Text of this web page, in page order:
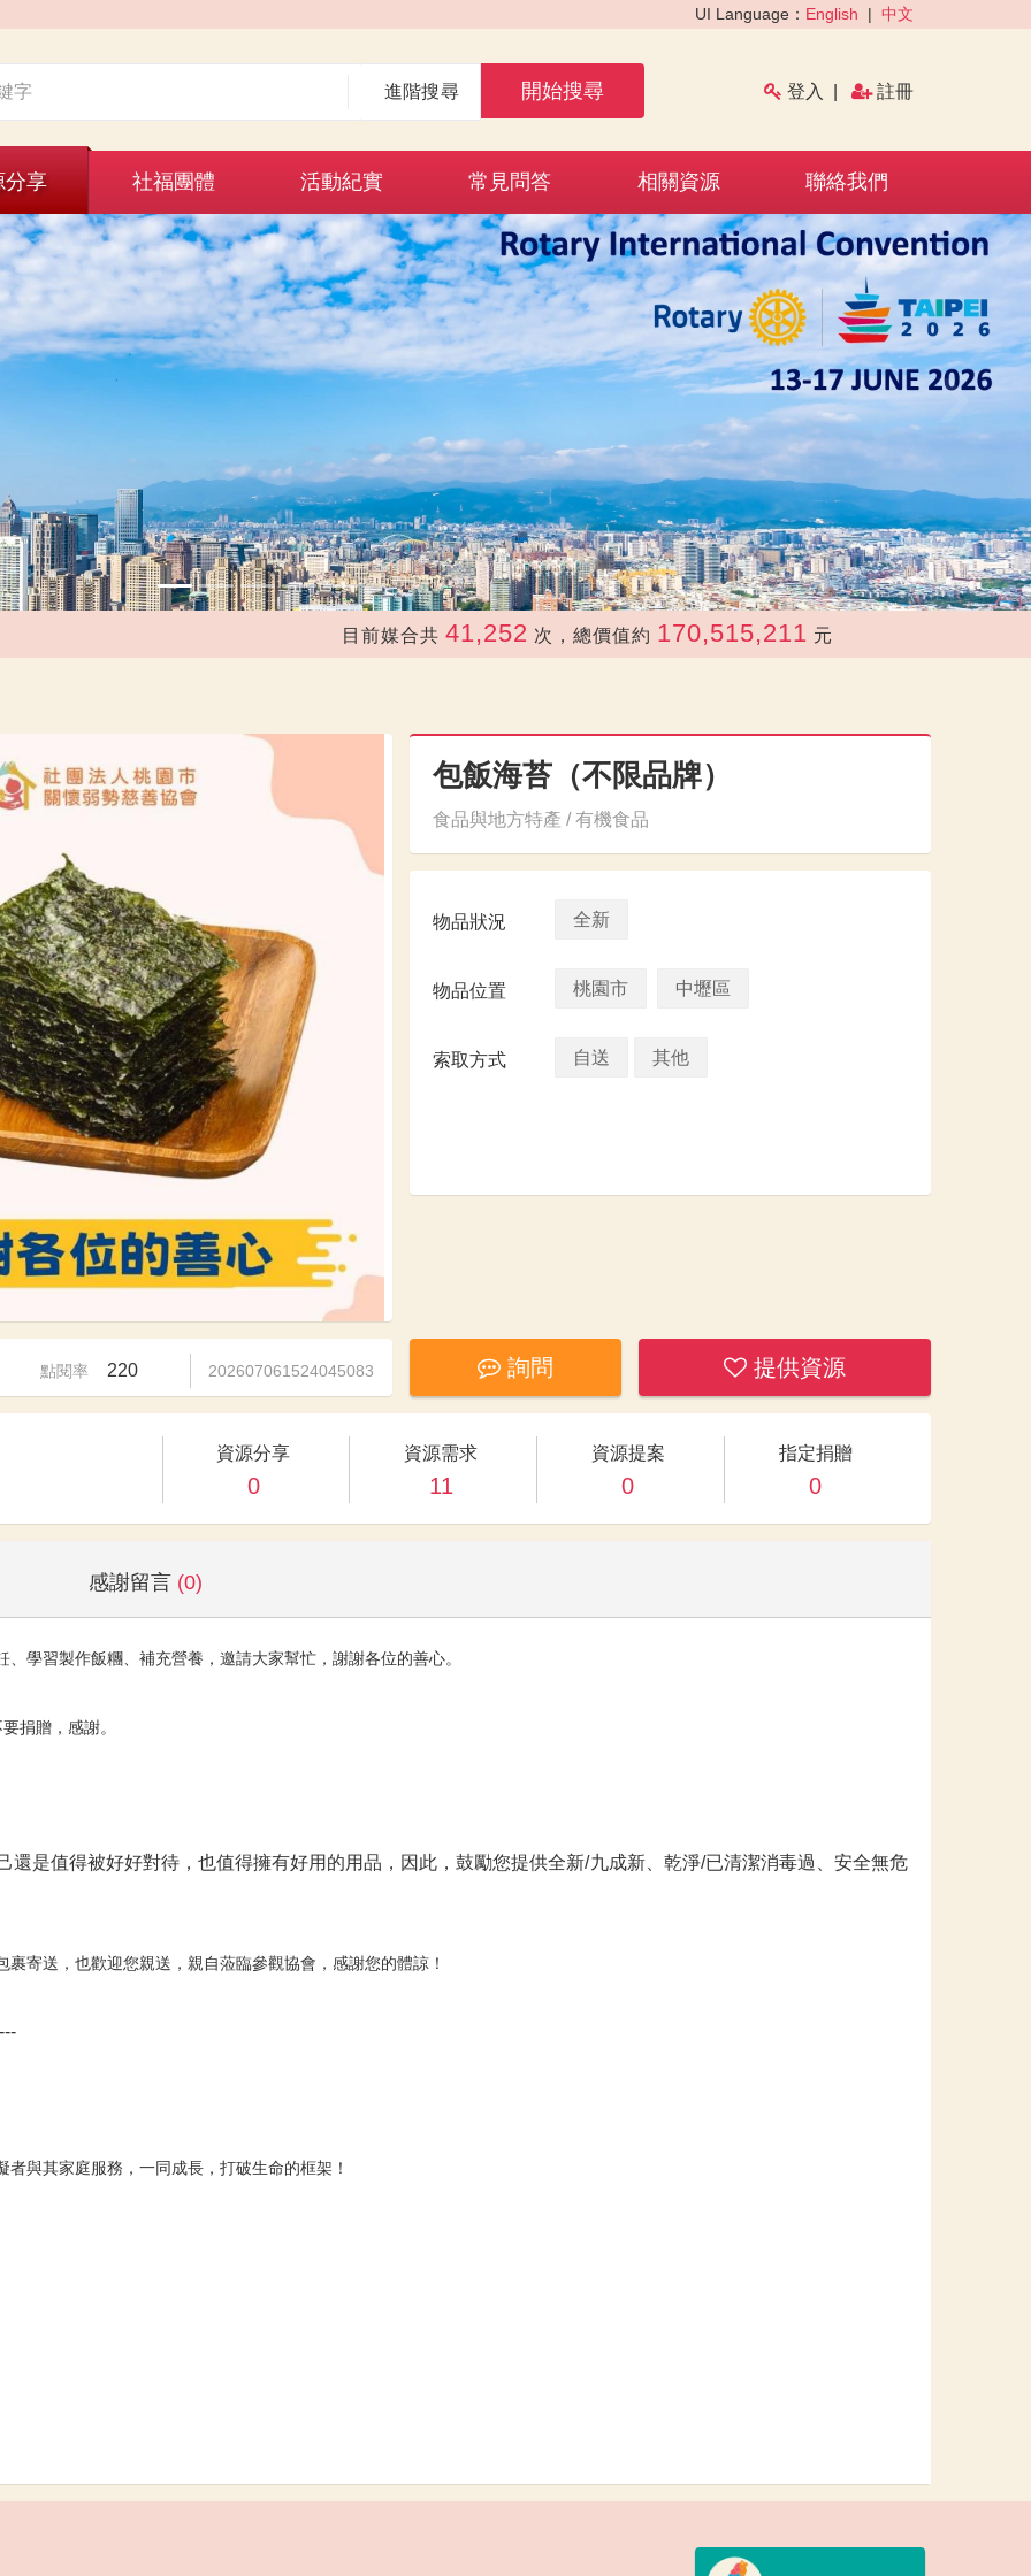
UI Language： English | 中文
進階搜尋 開始搜尋 登入 註冊
分享 社福團體 活動紀實 常見問答 相關資源 聯絡我們
›
目前媒合共 41,252 次，總價值約 170,515,211 元
包飯海苔（不限品牌）
食品與地方特產 / 有機食品
物品狀況 全新
物品位置 桃園市 中壢區
索取方式 自送 其他
點閱率 220 202607061524045083 詢問 提供資源
資源分享
0
資源需求
11
資源提案
0
指定捐贈
0
感謝留言 (0)
學習製作飯糰、補充營養，邀請大家幫忙，謝謝各位的善心。
捐贈，感謝。
還是值得被好好對待，也值得擁有好用的用品，因此，鼓勵您提供全新/九成新、乾淨/已清潔消毒過、安全無危
寄送，也歡迎您親送，親自蒞臨參觀協會，感謝您的體諒！
與其家庭服務，一同成長，打破生命的框架！